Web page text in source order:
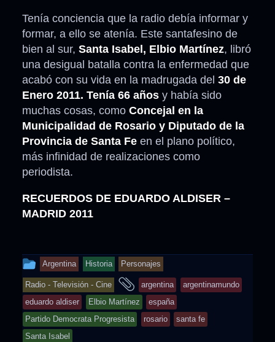
Tenía conciencia que la radio debía informar y
formar, a ello se atenía. Este santafesino de
bien al sur, Santa Isabel, Elbio Martínez, libró
una desigual batalla contra la enfermedad que
acabó con su vida en la madrugada del 30 de
Enero 2011. Tenía 66 años y había sido
muchas cosas, como Concejal en la
Municipalidad de Rosario y Diputado de la
Provincia de Santa Fe en el plano político,
más infinidad de realizaciones como
periodista.
RECUERDOS DE EDUARDO ALDISER –
MADRID 2011
This
entry
was
posted
in
Argentina Historia Personajes
Radio - Televisión - Cine
and
tagged
argentina
argentinamundo
eduardo aldiser
Elbio Martínez
españa
Partido Democrata Progresista
rosario
santa fe
Santa Isabel